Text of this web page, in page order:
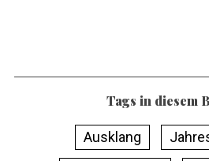
Tags in diesem
Ausklang